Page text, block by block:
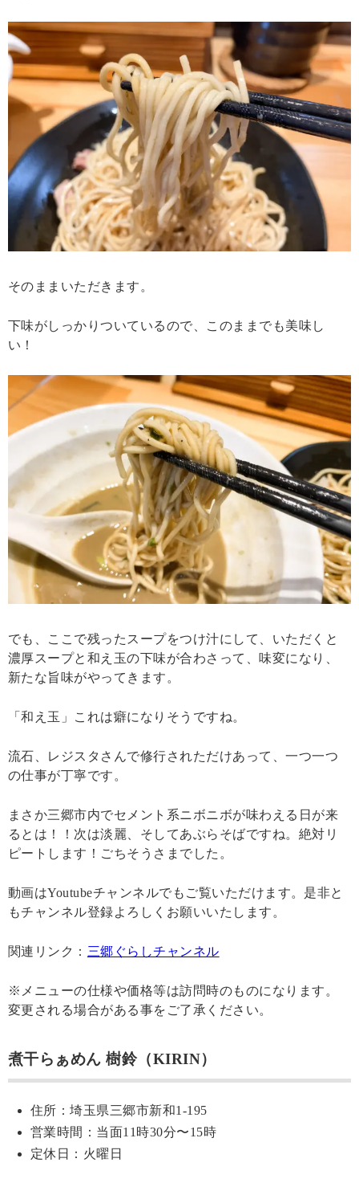
そのままいただきます。
下味がしっかりついているので、このままでも美味し
い！
でも、ここで残ったスープをつけ汁にして、いただくと
濃厚スープと和え玉の下味が合わさって、味変になり、
新たな旨味がやってきます。
「和え玉」これは癖になりそうですね。
流石、レジスタさんで修行されただけあって、一つ一つ
の仕事が丁寧です。
まさか三郷市内でセメント系ニボニボが味わえる日が来
るとは！！次は淡麗、そしてあぶらそばですね。絶対リ
ピートします！ごちそうさまでした。
動画はYoutubeチャンネルでもご覧いただけます。是非と
もチャンネル登録よろしくお願いいたします。
関連リンク： 三郷ぐらしチャンネル
※メニューの仕様や価格等は訪問時のものになります。
変更される場合がある事をご了承ください。
煮干らぁめん 樹鈴（KIRIN）
住所：埼玉県三郷市新和1-195
営業時間：当面11時30分〜15時
定休日：火曜日